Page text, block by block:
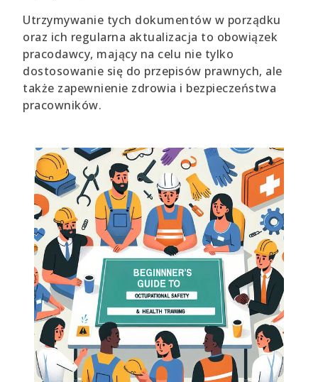
Utrzymywanie tych dokumentów w porządku
oraz ich regularna aktualizacja to obowiązek
pracodawcy, mający na celu nie tylko
dostosowanie się do przepisów prawnych, ale
także zapewnienie zdrowia i bezpieczeństwa
pracowników.